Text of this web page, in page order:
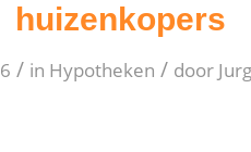
huizenkopers
/ in Hypotheken / door